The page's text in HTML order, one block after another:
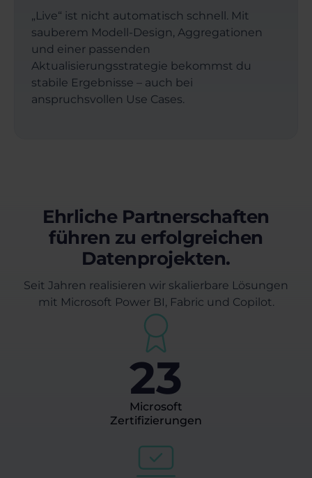
„Live“ ist nicht automatisch schnell. Mit
sauberem Modell-Design, Aggregationen
und einer passenden
Aktualisierungsstrategie bekommst du
stabile Ergebnisse – auch bei
anspruchsvollen Use Cases.
Ehrliche Partnerschaften
führen zu erfolgreichen
Datenprojekten.
Seit Jahren realisieren wir skalierbare Lösungen
mit Microsoft Power BI, Fabric und Copilot.
23
Microsoft
Zertifizierungen